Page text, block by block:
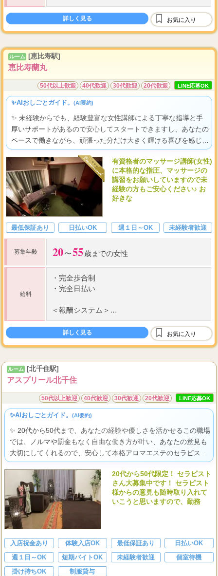
【報酬システム】
コース料金から
%バック
・指名料100%バック
雑費、割引などは店側の負担
詳しく見る お気に入り
ルーム [恵比寿駅]
恵比寿蘭丸
50代以上歓迎 40代歓迎 30代歓迎 20代歓迎 LINE応募OK
✨AIおしごとガイド。 (AI要約)
✨ 未経験からでも、経験豊富な女性講師による丁寧な指導と手
厚いサポートがあるので安心してスタートできますし、あなたの
ペースで働きながら、頑張った分だけ大きく輝ける喜びを感じら
れる職場ですよ。
有資格者のマッサージ講師(女性)
に本格的な指圧、マッサージの
講習をお願いしていますので未
経験の方もご安心ください♪ お
好きな
最低保証あり 日払いOK 週１日～OK 未経験者歓迎
募集年齢 20〜55歳までの女性
給料
・ 完全歩合制
・ 完全日払い
＜報酬システム＞
コース料金から
%バック
・指名料100%バック
雑費、割引などは店側の負担
詳しく見る お気に入り
ルーム [北千住駅]
アスプリール北千住
50代以上歓迎 40代歓迎 30代歓迎 20代歓迎 LINE応募OK
✨AIおしごとガイド。 (AI要約)
✨ 20代から50代まで、あなたの経験や優しさを活かせるこの職場
では、ノルマや罰金もなく自由な働き方が叶い、あなたの意見も
大切にしてくれるので、安心して本格アロマエステのセラピスト
として自分らしく輝けますよ。
20代から50代限定！ セラピスト
さん大募集中です！ セラピスト
様からの意見も随時取り入れて
いこうと思いますので、勤務
入店祝金あり 体験入店OK 最低保証あり
日払いOK
週１日～OK
短期バイトOK 未経験者歓迎
個室待機
掛け持ちOK
制服貸与